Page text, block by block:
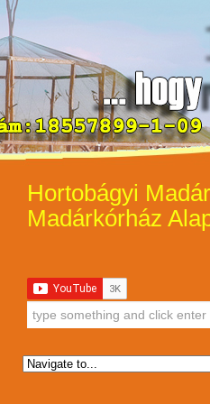
Hortobágyi
Madárkórház